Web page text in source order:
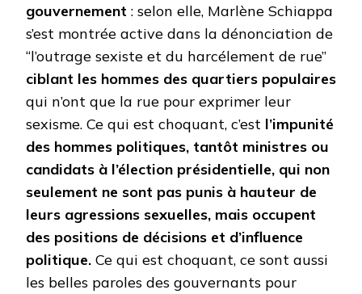
gouvernement : selon elle, Marlène Schiappa
s’est montrée active dans la dénonciation de
“l’outrage sexiste et du harcélement de rue”
ciblant les hommes des quartiers populaires
qui n’ont que la rue pour exprimer leur
sexisme. Ce qui est choquant, c’est l’impunité
des hommes politiques, tantôt ministres ou
candidats à l’élection présidentielle, qui non
seulement ne sont pas punis à hauteur de
leurs agressions sexuelles, mais occupent
des positions de décisions et d’influence
politique. Ce qui est choquant, ce sont aussi
les belles paroles des gouvernants pour